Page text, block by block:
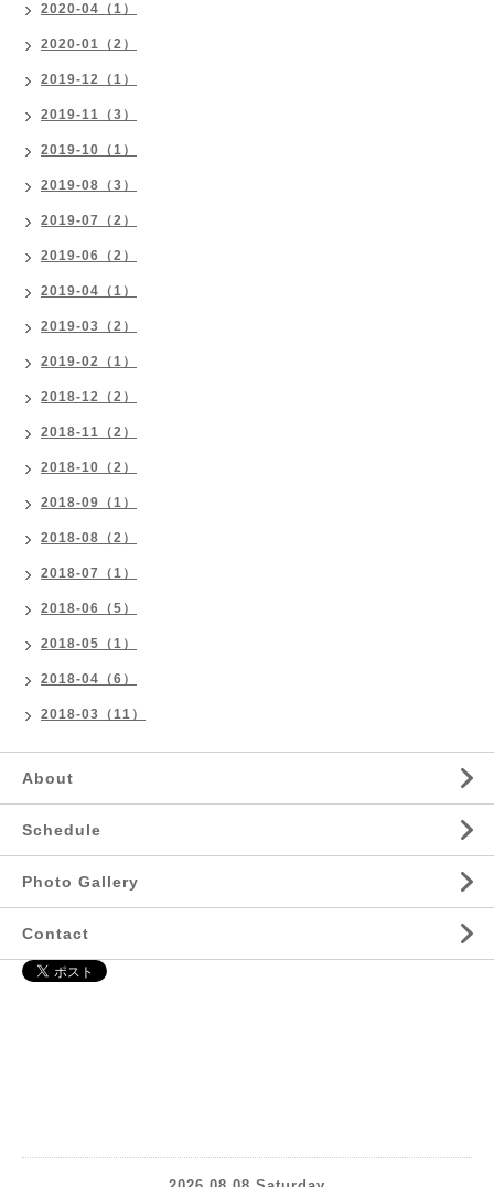
2020-04（1）
2020-01（2）
2019-12（1）
2019-11（3）
2019-10（1）
2019-08（3）
2019-07（2）
2019-06（2）
2019-04（1）
2019-03（2）
2019-02（1）
2018-12（2）
2018-11（2）
2018-10（2）
2018-09（1）
2018-08（2）
2018-07（1）
2018-06（5）
2018-05（1）
2018-04（6）
2018-03（11）
About
Schedule
Photo Gallery
Contact